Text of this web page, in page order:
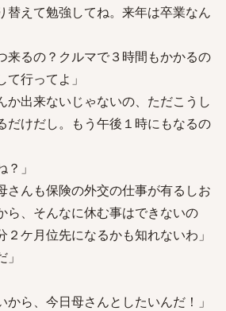
替えて勉強してね。来年は卒業なん
来るの？クルマで３時間もかかるの
行ってよ」
か出来ないじゃないの、ただこうし
だけだし。もう午後１時にもなるの
」
さんも保険の外交の仕事が有るしお
ら、そんなに休む事はできないの
２ケ月位先になるかも知れないわ」
から、今日母さんとしたいんだ！」